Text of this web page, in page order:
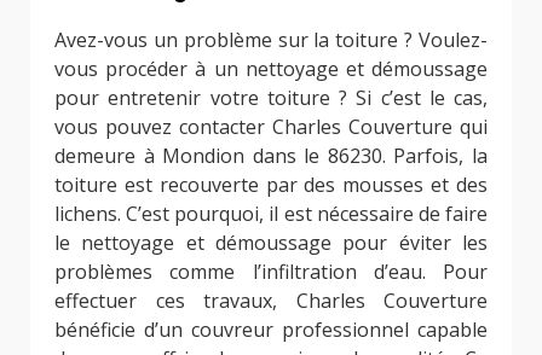
Avez-vous un problème sur la toiture ? Voulez-
vous procéder à un nettoyage et démoussage
pour entretenir votre toiture ? Si c’est le cas,
vous pouvez contacter Charles Couverture qui
demeure à Mondion dans le 86230. Parfois, la
toiture est recouverte par des mousses et des
lichens. C’est pourquoi, il est nécessaire de faire
le nettoyage et démoussage pour éviter les
problèmes comme l’infiltration d’eau. Pour
effectuer ces travaux, Charles Couverture
bénéficie d’un couvreur professionnel capable